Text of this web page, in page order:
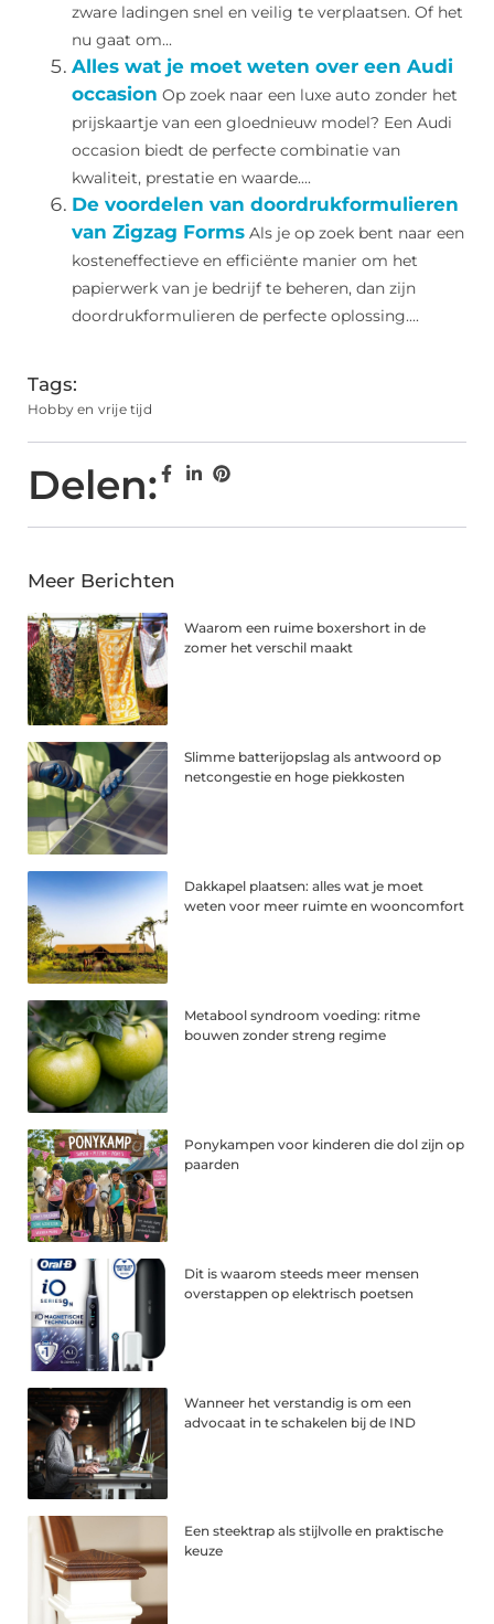
zware ladingen snel en veilig te verplaatsen. Of het
nu gaat om...
Alles wat je moet weten over een Audi
occasion Op zoek naar een luxe auto zonder het
prijskaartje van een gloednieuw model? Een Audi
occasion biedt de perfecte combinatie van
kwaliteit, prestatie en waarde....
De voordelen van doordrukformulieren
van Zigzag Forms Als je op zoek bent naar een
kosteneffectieve en efficiënte manier om het
papierwerk van je bedrijf te beheren, dan zijn
doordrukformulieren de perfecte oplossing....
Tags:
Hobby en vrije tijd
Delen:
Meer Berichten
Waarom een ruime boxershort in de
zomer het verschil maakt
Slimme batterijopslag als antwoord op
netcongestie en hoge piekkosten
Dakkapel plaatsen: alles wat je moet
weten voor meer ruimte en wooncomfort
Metabool syndroom voeding: ritme
bouwen zonder streng regime
Ponykampen voor kinderen die dol zijn op
paarden
Dit is waarom steeds meer mensen
overstappen op elektrisch poetsen
Wanneer het verstandig is om een
advocaat in te schakelen bij de IND
Een steektrap als stijlvolle en praktische
keuze